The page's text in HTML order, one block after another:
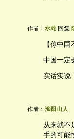
作者： 水蛇 回复
【你中
中国一定
实话实说
作者： 渔阳山人
从来就不
手的可能